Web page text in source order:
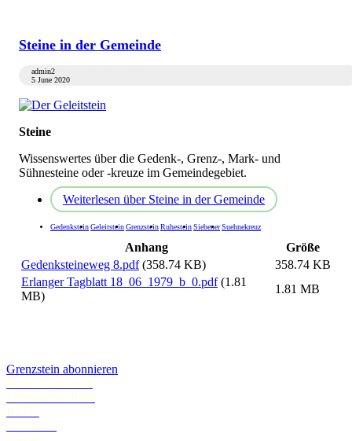
Steine in der Gemeinde
admin2
5 June 2020
Steine
Wissenswertes über die Gedenk-, Grenz-, Mark- und
Sühnesteine oder -kreuze im Gemeindegebiet.
Weiterlesen über Steine in der Gemeinde
GedenksteinGeleitsteinGrenzsteinRuhesteinSiebenerSuehnekreuz
Anhang
Größe
Gedenksteineweg 8.pdf (358.74 KB)
358.74 KB
Erlanger Tagblatt 18_06_1979_b_0.pdf (1.81
MB)
1.81 MB
Grenzstein abonnieren
Schwanstetten.de
Landratsamt Roth
BLFD
Landkarte